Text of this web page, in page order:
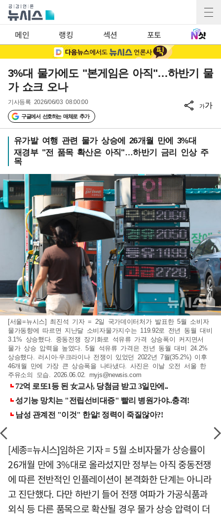
메인 랭킹 섹션 포토
3%대 물가에도 "본게임은 아직"…하반기 물
가 쇼크 오나
기사등록 2026/06/03 08:00:00
구글에서 선호하는 매체로 추가
가가
유가발 여행 관련 물가 상승에 26개월 만에 3%대
재경부 "전 품목 확산은 아직"…하반기 금리 인상 주
목
[서울=뉴시스] 최진석 기자 = 2일 국가데이터처가 발표한 5월 소비자
물가동향에 따르면 지난달 소비자물가지수는 119.92로 전년 동월 대비
3.1% 상승했다. 중동전쟁 장기화로 석유류 가격 상승폭이 커지면서
물가 상승 압력을 높였다. 5월 석유류 가격은 전년 동월 대비 24.2%
상승했다. 러시아·우크라이나 전쟁이 있었던 2022년 7월(35.2%) 이후
46개월 만에 가장 큰 상승폭을 나타냈다. 사진은 이날 오전 서울 한
주유소의 모습. 2026.06.02. myjs@newsis.com
[세종=뉴시스]임하은 기자 = 5월 소비자물가 상승률이
26개월 만에 3%대로 올라섰지만 정부는 아직 중동전쟁
에 따른 전반적인 인플레이션이 본격화한 단계는 아니라
고 진단했다. 다만 하반기 들어 전쟁 여파가 가공식품과
외식 등 다른 품목으로 확산될 경우 물가 상승 압력이 더